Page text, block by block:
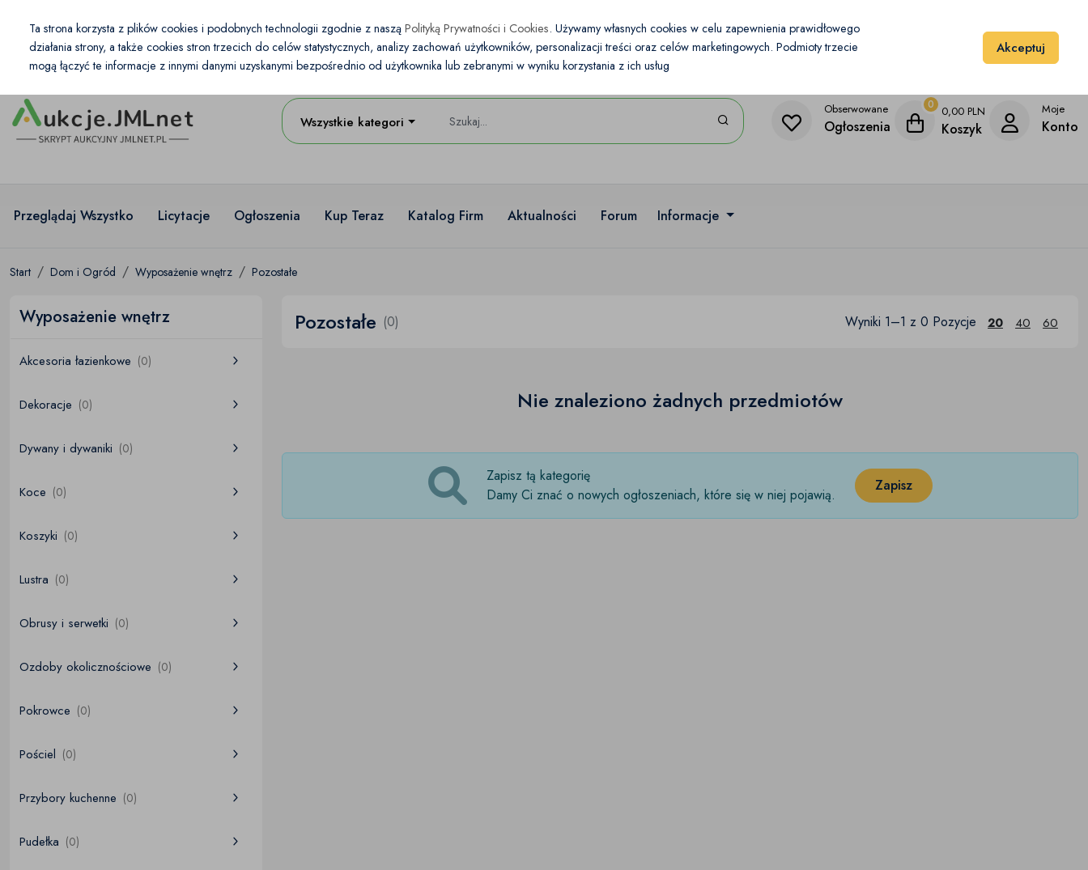
PL PLN Moje konto Dodaj przedmiot
Wszystkie kategorie
Obserwowane
Ogłoszenia
0 0,00 PLN
Koszyk
Moje
Konto
Przeglądaj Wszystko Licytacje Ogłoszenia Kup Teraz Katalog Firm Aktualności Forum Informacje
Start Dom i Ogród Wyposażenie wnętrz Pozostałe
Wyposażenie wnętrz
Akcesoria łazienkowe (0)
Dekoracje (0)
Dywany i dywaniki (0)
Koce (0)
Koszyki (0)
Lustra (0)
Obrusy i serwetki (0)
Ozdoby okolicznościowe (0)
Pokrowce (0)
Pościel (0)
Przybory kuchenne (0)
Pudełka (0)
Pozostałe (0) Wyniki 1–1 z 0 Pozycje 20 40 60
Nie znaleziono żadnych przedmiotów
Zapisz tą kategorię
Damy Ci znać o nowych ogłoszeniach, które się w niej pojawią.
Zapisz
Ta strona korzysta z plików cookies i podobnych technologii zgodnie z naszą Polityką Prywatności i Cookies. Używamy własnych cookies w celu zapewnienia prawidłowego
działania strony, a także cookies stron trzecich do celów statystycznych, analizy zachowań użytkowników, personalizacji treści oraz celów marketingowych. Podmioty trzecie
mogą łączyć te informacje z innymi danymi uzyskanymi bezpośrednio od użytkownika lub zebranymi w wyniku korzystania z ich usług
Akceptuj